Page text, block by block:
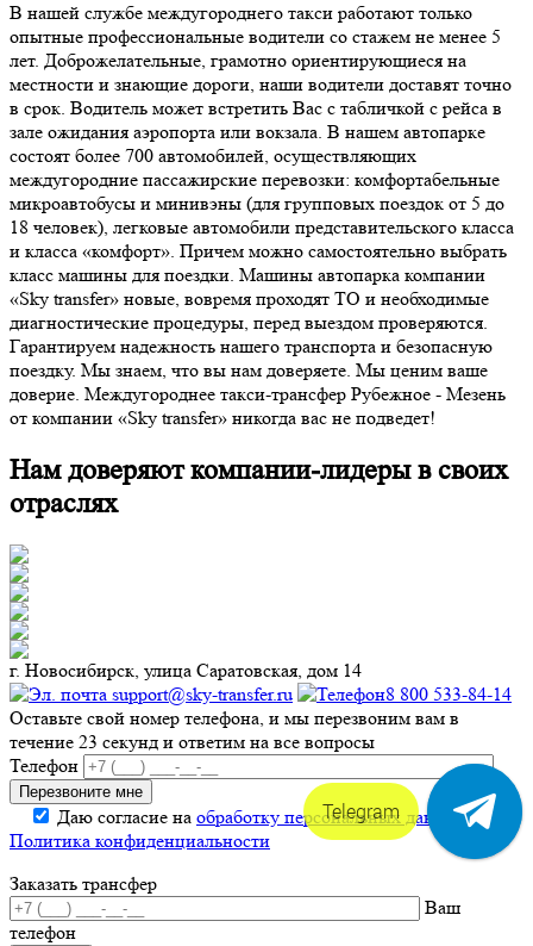
В нашей службе междугороднего такси работают только
опытные профессиональные водители со стажем не менее 5
лет. Доброжелательные, грамотно ориентирующиеся на
местности и знающие дороги, наши водители доставят точно
в срок. Водитель может встретить Вас с табличкой с рейса в
зале ожидания аэропорта или вокзала. В нашем автопарке
состоят более 700 автомобилей, осуществляющих
междугородние пассажирские перевозки: комфортабельные
микроавтобусы и минивэны (для групповых поездок от 5 до
18 человек), легковые автомобили представительского класса
и класса «комфорт». Причем можно самостоятельно выбрать
класс машины для поездки. Машины автопарка компании
«Sky transfer» новые, вовремя проходят ТО и необходимые
диагностические процедуры, перед выездом проверяются.
Гарантируем надежность нашего транспорта и безопасную
поездку. Мы знаем, что вы нам доверяете. Мы ценим ваше
доверие. Междугороднее такси-трансфер Рубежное - Мезень
от компании «Sky transfer» никогда вас не подведет!
Нам доверяют компании-лидеры в своих
отраслях
г. Новосибирск, улица Саратовская, дом 14
support@sky-transfer.ru
8 800 533-84-14
Оставьте свой номер телефона, и мы перезвоним вам в
течение 23 секунд и ответим на все вопросы
Телефон
Даю согласие на обработку персональных данных.
Политика конфиденциальности
Заказать трансфер
Ваш
телефон
Telegram